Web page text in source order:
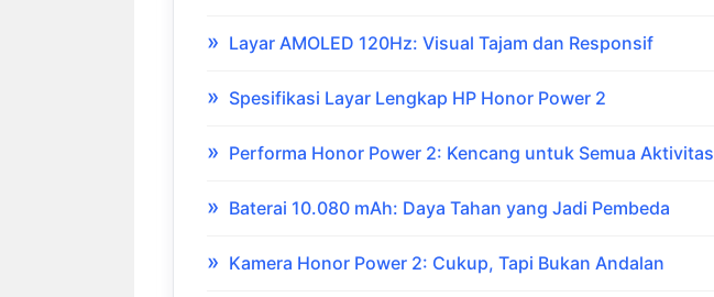
Layar AMOLED 120Hz: Visual Tajam dan Responsif
Spesifikasi Layar Lengkap HP Honor Power 2
Performa Honor Power 2: Kencang untuk Semua Aktivitas
Baterai 10.080 mAh: Daya Tahan yang Jadi Pembeda
Kamera Honor Power 2: Cukup, Tapi Bukan Andalan